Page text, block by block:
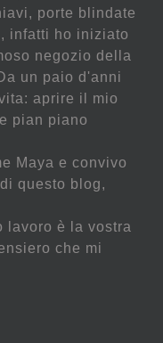
porte blindate
infatti ho iniziato
negozio della
un paio d'anni
aprire il mio
pian piano
Maya e convivo
questo blog,
lavoro è la vostra
che mi